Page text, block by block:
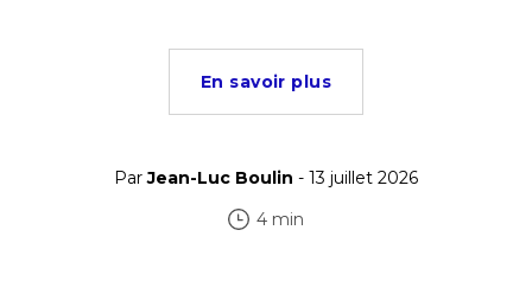
En savoir plus
ParJean-Luc Boulin - 13 juillet 2026
4 min